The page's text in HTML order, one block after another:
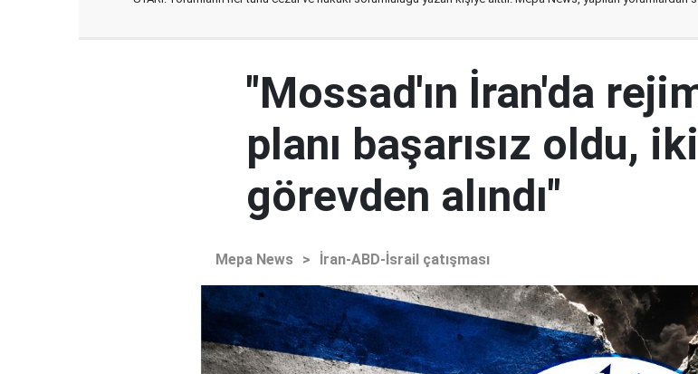
"Mossad'ın İran'da
planı başarısız oldu,
görevden alındı"
Mepa News > İran-ABD-İsrail çatışması